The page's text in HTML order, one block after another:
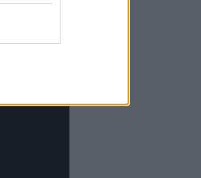
ασφαλισμένων της